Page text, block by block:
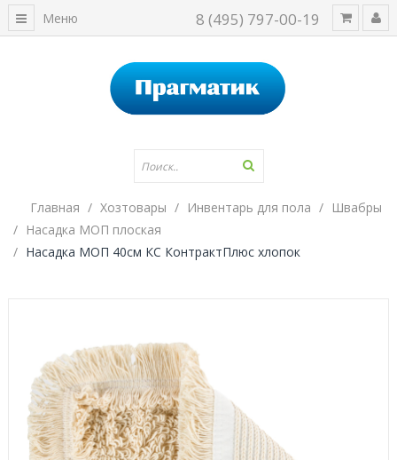
8 (495) 797-00-19
Меню
Главная Хозтовары Инвентарь для пола
Швабры
Насадка МОП плоская
Насадка МОП 40см КС КонтрактПлюс хлопок